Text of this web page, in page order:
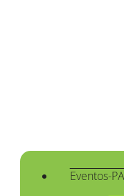
Eventos-